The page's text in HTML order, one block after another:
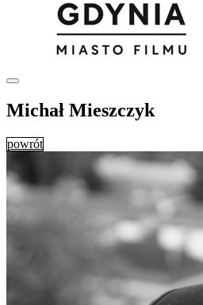
Michał Mieszczyk
powrót